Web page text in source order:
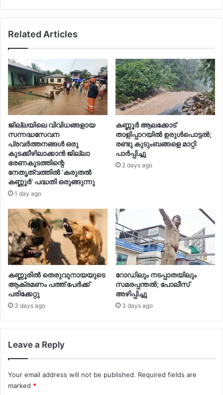
Related Articles
ജില്ലയിലെ വിവിധങ്ങളായ
സന്നദ്ധസേവന
പ്രവര്‍ത്തനങ്ങള്‍ ഒരു
കുടക്കീഴിലാക്കാന്‍ ജില്ലാ
ഭരണകൂടത്തിന്റെ
നേതൃത്വത്തില്‍ ‘കരുതല്‍
കണ്ണൂര്‍’ പദ്ധതി ഒരുങ്ങുന്നു
1 day ago
കണ്ണൂർ ആലക്കോട്
താളിപ്പാറയിൽ ഉരുൾപൊട്ടൽ;
രണ്ടു കുടുംബങ്ങളെ മാറ്റി
പാർപ്പിച്ചു
2 days ago
കണ്ണൂരിൽ തെരുവുനായയുടെ
ആക്രമണം പത്ത് പേർക്ക്
പരിക്കേറ്റു
3 days ago
റോഡിലും നടപ്പാതയിലും
സമരപ്പന്തൽ; പോലീസ്
അഴിപ്പിച്ചു
3 days ago
Leave a Reply
Your email address will not be published. Required fields are
marked *